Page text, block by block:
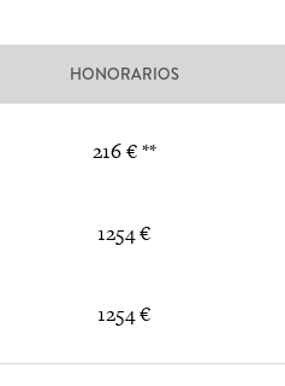
HONORARIOS
216 € **
1254 €
1254 €